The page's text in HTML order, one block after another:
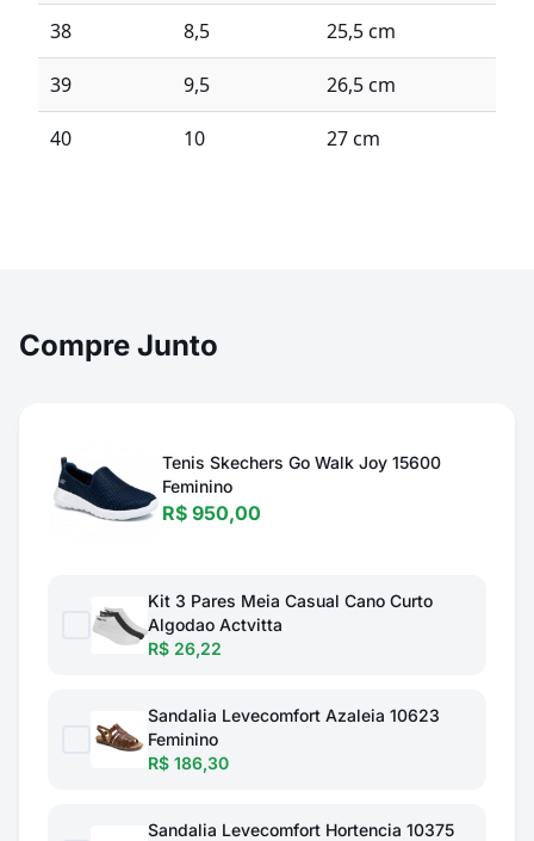
38 8,5 25,5 cm
39 9,5 26,5 cm
40 10 27 cm
Compre Junto
Tenis Skechers Go Walk Joy 15600
Feminino
R$ 950,00
Kit 3 Pares Meia Casual Cano Curto
Algodao Actvitta
R$ 26,22
Sandalia Levecomfort Azaleia 10623
Feminino
R$ 186,30
Sandalia Levecomfort Hortencia 10375